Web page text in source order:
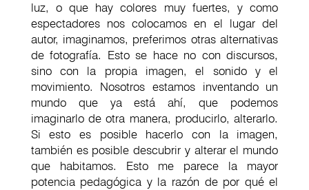
luz, o que hay colores muy fuertes, y como
espectadores nos colocamos en el lugar del
autor, imaginamos, preferimos otras alternativas
de fotografía. Esto se hace no con discursos,
sino con la propia imagen, el sonido y el
movimiento. Nosotros estamos inventando un
mundo que ya está ahí, que podemos
imaginarlo de otra manera, producirlo, alterarlo.
Si esto es posible hacerlo con la imagen,
también es posible descubrir y alterar el mundo
que habitamos. Esto me parece la mayor
potencia pedagógica y la razón de por qué el